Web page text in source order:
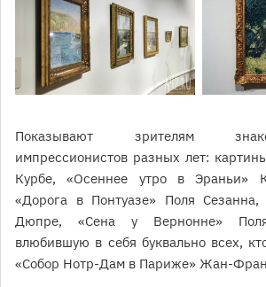
Показывают зрителям
импрессионистов разных лет:
Курбе, «Осеннее утро в Эраньи»
«Дорога в Понтуазе» Поля
Дюпре, «Сена у Вернонне»
влюбившую в себя буквально всех,
«Собор Нотр-Дам в Париже» Жан-